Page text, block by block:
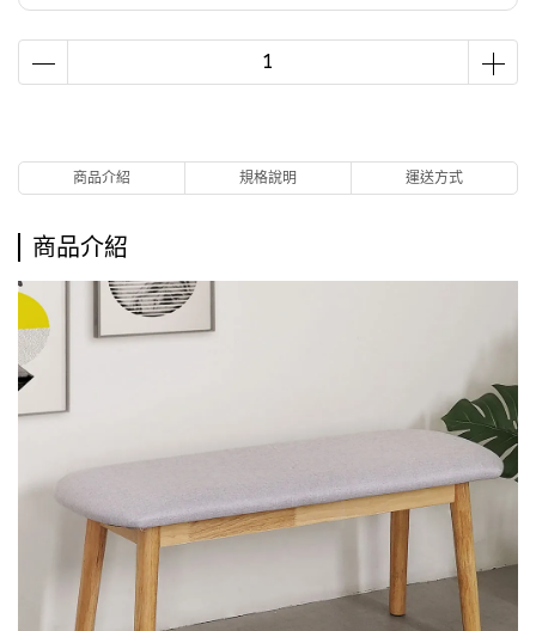
商品介紹 規格說明 運送方式
商品介紹